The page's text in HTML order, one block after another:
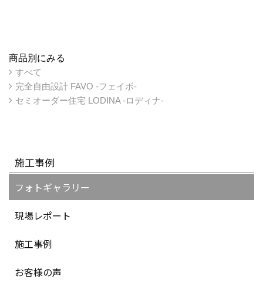
商品別にみる
すべて
完全自由設計 FAVO -フェイボ-
セミオーダー住宅 LODINA -ロディナ-
施工事例
フォトギャラリー
現場レポート
施工事例
お客様の声